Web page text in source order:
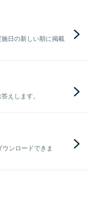
日の新しい順に掲載
えします。
ンロードできま